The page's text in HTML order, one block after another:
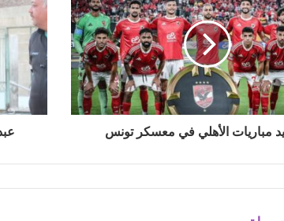
مباريات الأهلي في معسكر تونس